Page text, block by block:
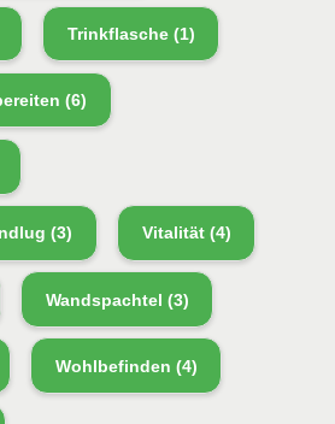
Trinkflasche(1)
(6)
(3) Vitalität(4)
Wandspachtel (3)
Wohlbefinden (4)